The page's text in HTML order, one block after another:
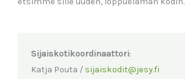
Sijaiskotikoordinaattori:
Katja Pouta / sijaiskodit@jesy.fi